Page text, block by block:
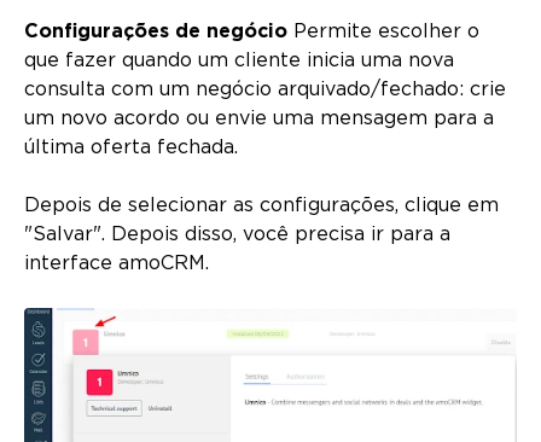
Configurações de negócio Permite escolher o
que fazer quando um cliente inicia uma nova
consulta com um negócio arquivado/fechado: crie
um novo acordo ou envie uma mensagem para a
última oferta fechada.
Depois de selecionar as configurações, clique em
"Salvar". Depois disso, você precisa ir para a
interface amoCRM.